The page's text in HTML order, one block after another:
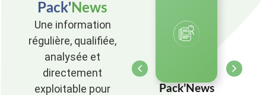
Pack' News
Une information
régulière, qualifiée,
analysée et
directement
exploitable pour
Pack’News
Pack’News